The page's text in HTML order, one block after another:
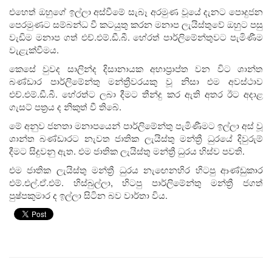
එහෙත් ඔහුගේ ඉල්ලා අස්වීමේ සැබෑ අරමුණ වූයේ දැනට පොදුජන
පෙරමුණට සම්බන්ධ වී කටයුතු කරන මනාප ලැයිස්තුවේ ඔහුට පසු
වැඩිම මනාප ගත් එච්.එම්.ඩී.බී. හේරත් පාර්ලිමේන්තුවට පැමිණීම
වැළැක්වීමය.
කෙසේ වුවද සාලින්ද දිසානායක අභාප්‍රාප්ත වන විට ශාන්ත
බණ්ඩාර පාර්ලිමේන්තු මන්ත්‍රීවරයකු වූ නිසා එම අවස්ථාව
එච්.එම්.ඩී.බී. හේරත්ට ලබා දීමට තීන්දු කර ඇති අතර ඊට අදාළ
ගැසට් පත්‍රය ද නිකුත් වී තිබේ.
මේ අනුව ජනතා මනාපයෙන් පාර්ලිමේන්තු පැමිණීමට ඉල්ලා අස් වූ
ශාන්ත බණ්ඩාරට නැවත ජාතික ලැයිස්තු මන්ත්‍රී ධුරයේ දිවුරුම්
දීමට සිදුවනු ඇත. එම ජාතික ලැයිස්තු මන්ත්‍රී ධුරය හිස්ව පවති.
එම ජාතික ලැයිස්තු මන්ත්‍රී ධුරය නැඟෙනහිර හිටපු ආණ්ඩුකාර
එම්.එල්.ඒ.එම්. හිස්බුල්ලා, හිටපු පාර්ලිමේන්තු මන්ත්‍රී ජගත්
පුෂ්පකුමාර ද ඉල්ලා සිටින බව වාර්තා විය.